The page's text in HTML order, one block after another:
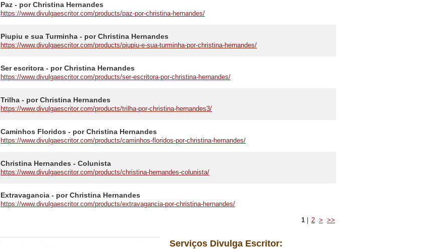
Paz - por Christina Hernandes
https://www.divulgaescritor.com/products/paz-por-christina-hernandes/
Piupiu e sua Turminha - por Christina Hernandes
https://www.divulgaescritor.com/products/piupiu-e-sua-turminha-por-christina-hernandes/
Ser escritora - por Christina Hernandes
https://www.divulgaescritor.com/products/ser-escritora-por-christina-hernandes/
Trilha - por Christina Hernandes
https://www.divulgaescritor.com/products/trilha-por-christina-hernandes3/
Caminhos Floridos - por Christina Hernandes
https://www.divulgaescritor.com/products/caminhos-floridos-por-christina-hernandes/
Christina Hernandes - Colunista
https://www.divulgaescritor.com/products/christina-hernandes-colunista/
Extravagancia - por Christina Hernandes
https://www.divulgaescritor.com/products/extravagancia-por-christina-hernandes/
1 2 > >>
Serviços Divulga Escritor: